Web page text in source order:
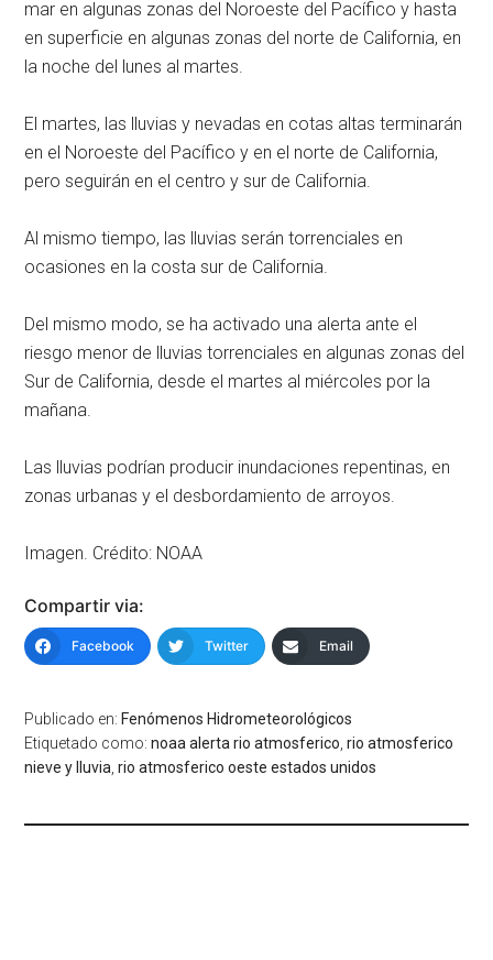
mar en algunas zonas del Noroeste del Pacífico y hasta
en superficie en algunas zonas del norte de California, en
la noche del lunes al martes.
El martes, las lluvias y nevadas en cotas altas terminarán
en el Noroeste del Pacífico y en el norte de California,
pero seguirán en el centro y sur de California.
Al mismo tiempo, las lluvias serán torrenciales en
ocasiones en la costa sur de California.
Del mismo modo, se ha activado una alerta ante el
riesgo menor de lluvias torrenciales en algunas zonas del
Sur de California, desde el martes al miércoles por la
mañana.
Las lluvias podrían producir inundaciones repentinas, en
zonas urbanas y el desbordamiento de arroyos.
Imagen. Crédito: NOAA
Compartir via:
Facebook Twitter Email
Publicado en: Fenómenos Hidrometeorológicos
Etiquetado como:noaa alerta rio atmosferico ,rio atmosferico
nieve y lluvia ,rio atmosferico oeste estados unidos